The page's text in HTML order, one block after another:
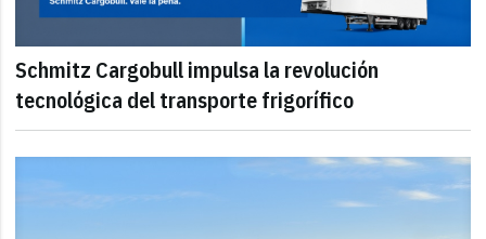
Schmitz Cargobull impulsa la revolución
tecnológica del transporte frigorífico